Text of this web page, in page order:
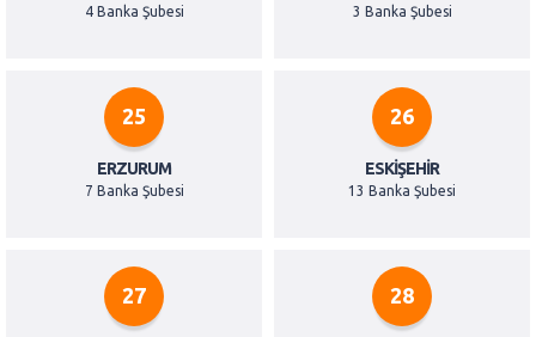
4 Banka Şubesi 3 Banka Şubesi
25
ERZURUM
7 Banka Şubesi
26
ESKIŞEHIR
13 Banka Şubesi
27 28